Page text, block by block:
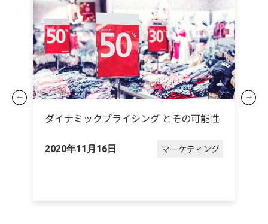
ダイナミックプライシング とその可能性
2020年11月16日 マーケティング